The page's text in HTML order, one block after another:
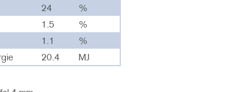
24
%
1.5
%
1.1
%
20.4 MJ